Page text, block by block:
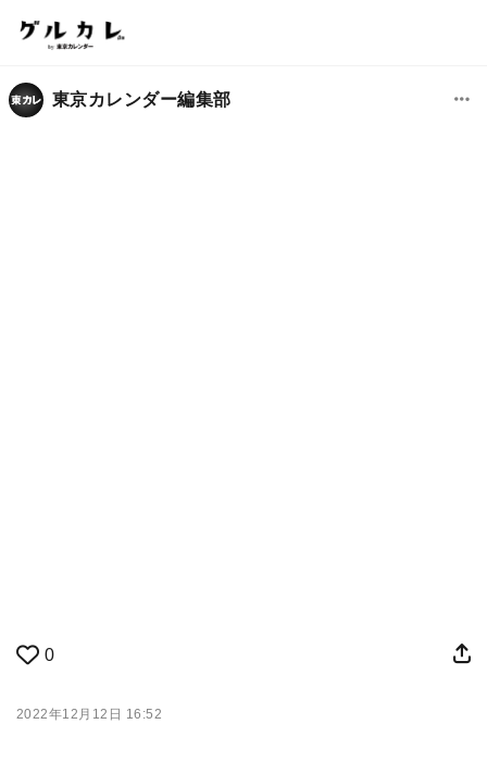
東京カレンダー編集部
0
2022年12月12日 16:52